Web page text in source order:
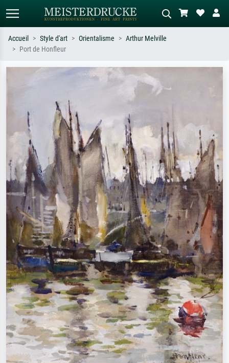
Recherchez par artiste, titre ou style –
nu.
Décrivez la scène – ex. prairie verte,
abstrait avec beaucoup de rouge,
tableau sombre, nu debout près d'un
Accueil Style d'art Orientalisme
Arthur Melville
Port de Honfleur